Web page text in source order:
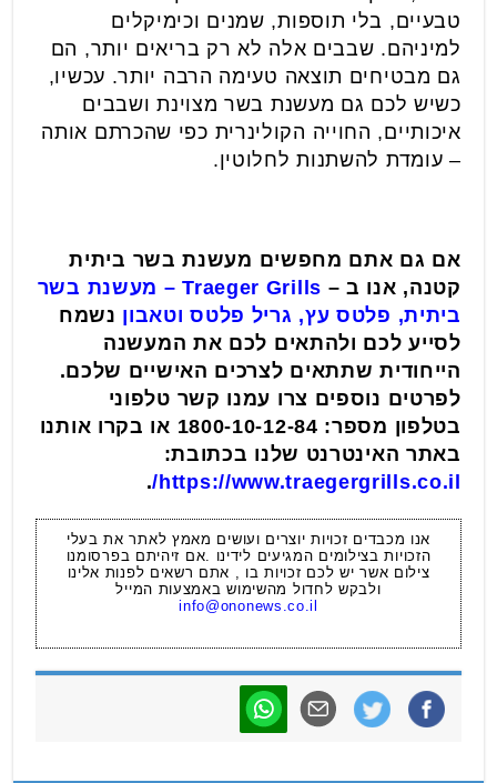
טבעיים, בלי תוספות, שמנים וכימיקלים
למיניהם. שבבים אלה לא רק בריאים יותר, הם
גם מבטיחים תוצאה טעימה הרבה יותר. עכשיו,
כשיש לכם גם מעשנת בשר מצוינת ושבבים
איכותיים, החוייה הקולינרית כפי שהכרתם אותה
– עומדת להשתנות לחלוטין.
אם גם אתם מחפשים מעשנת בשר ביתית
קטנה, אנו ב – Traeger Grills– מעשנת בשר
ביתית, פלטס עץ, גריל פלטס וטאבון נשמח
לסייע לכם ולהתאים לכם את המעשנה
הייחודית שתתאים לצרכים האישיים שלכם.
לפרטים נוספים צרו עמנו קשר טלפוני
בטלפון מספר: 1800-10-12-84 או בקרו אותנו
באתר האינטרנט שלנו בכתובת:
https://www.traegergrills.co.il/
.
אנו מכבדים זכויות יוצרים ועושים מאמץ לאתר את בעלי
הזכויות בצילומים המגיעים לידינו .אם זיהיתם בפרסומנו
צילום אשר יש לכם זכויות בו , אתם רשאים לפנות אלינו
ולבקש לחדול מהשימוש באמצעות המייל
info@ononews.co.il